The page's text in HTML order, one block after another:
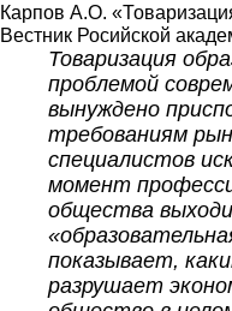
Карпов А.О.
Вестник Росийской
Товаризация
проблемой
вынуждено
требованиям
специалистов
момент
общества
показывает,
разрушает